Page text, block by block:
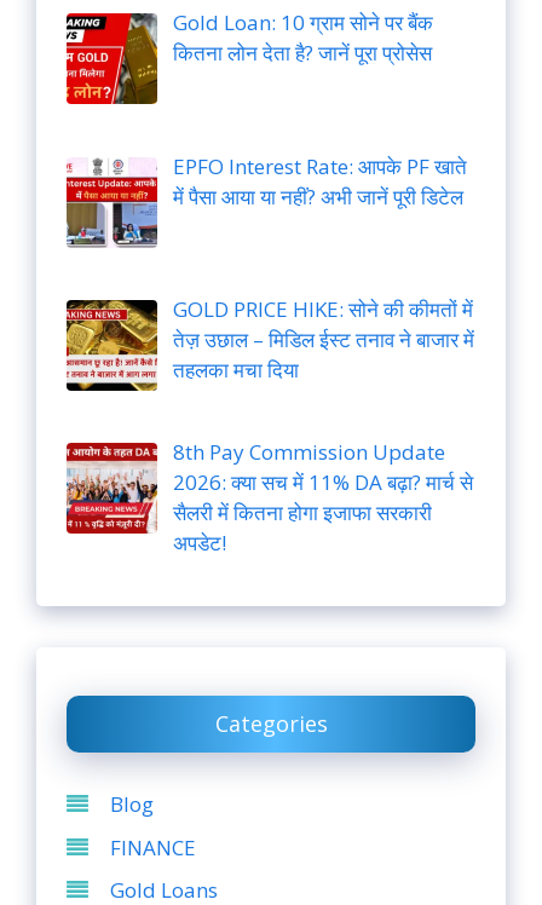
Gold Loan: 10 ग्राम सोने पर बैंक
कितना लोन देता है? जानें पूरा प्रोसेस
EPFO Interest Rate: आपके PF खाते
में पैसा आया या नहीं? अभी जानें पूरी डिटेल
GOLD PRICE HIKE: सोने की कीमतों में
तेज़ उछाल – मिडिल ईस्ट तनाव ने बाजार में
तहलका मचा दिया
8th Pay Commission Update
2026: क्या सच में 11% DA बढ़ा? मार्च से
सैलरी में कितना होगा इजाफा सरकारी
अपडेट!
Categories
Blog
FINANCE
Gold Loans